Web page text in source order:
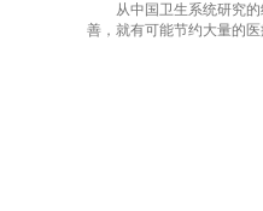
从中国卫生系统研究的结
善，就有可能节约大量的医